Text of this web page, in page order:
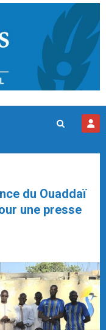
du Ouaddaï
une presse